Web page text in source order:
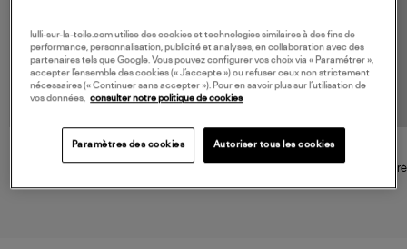
lulli-sur-la-toile.com utilise des cookies et technologies similaires à des fins de
performance, personnalisation, publicité et analyses, en collaboration avec des
partenaires tels que Google. Vous pouvez configurer vos choix via « Paramétrer »,
accepter l’ensemble des cookies (« J’accepte ») ou refuser ceux non strictement
nécessaires (« Continuer sans accepter »). Pour en savoir plus sur l’utilisation de
vos données, consulter notre politique de cookies
Paramètres des cookies Autoriser tous les cookies